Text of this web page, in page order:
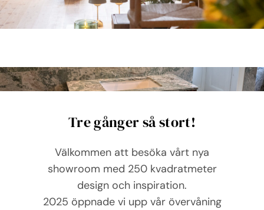
Tre gånger så stort!
Välkommen att besöka vårt nya
showroom med 250 kvadratmeter
design och inspiration.
2025 öppnade vi upp vår övervåning